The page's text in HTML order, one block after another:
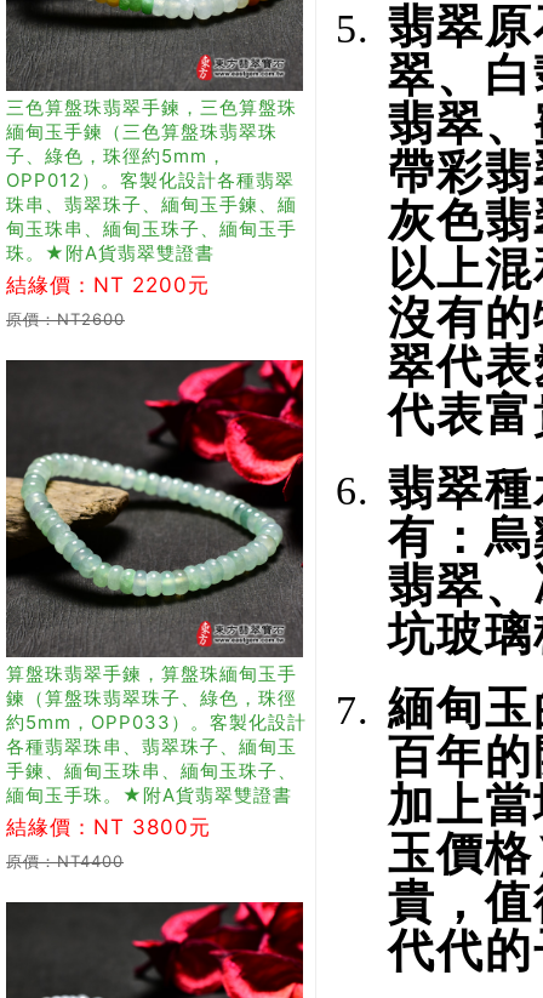
三色算盤珠翡翠手鍊，三色算盤珠
緬甸玉手鍊（三色算盤珠翡翠珠
子、綠色，珠徑約5mm，
OPP012）。客製化設計各種翡翠
珠串、翡翠珠子、緬甸玉手鍊、緬
甸玉珠串、緬甸玉珠子、緬甸玉手
珠。★附A貨翡翠雙證書
結緣價：NT 2200元
原價：NT2600
算盤珠翡翠手鍊，算盤珠緬甸玉手
鍊（算盤珠翡翠珠子、綠色，珠徑
約5mm，OPP033）。客製化設計
各種翡翠珠串、翡翠珠子、緬甸玉
手鍊、緬甸玉珠串、緬甸玉珠子、
緬甸玉手珠。★附A貨翡翠雙證書
結緣價：NT 3800元
原價：NT4400
翡翠
翠、
翡翠
帶彩
灰色
以上
沒有
翠代
代表
翡翠
有：
翡翠
坑玻
緬甸
百年
加上
玉價
貴，
代代